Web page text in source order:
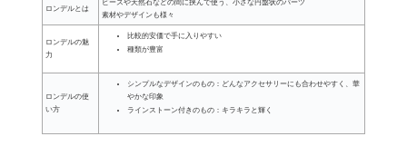
ロンデルとは
ビーズや天然石などの間に挟んで使う、小さな円盤状のパーツ
素材やデザインも様々
ロンデルの魅
力
比較的安価で手に入りやすい
種類が豊富
ロンデルの使
い方
シンプルなデザインのもの：どんなアクセサリーにも合わせやすく、華
やかな印象
ラインストーン付きのもの：キラキラと輝く